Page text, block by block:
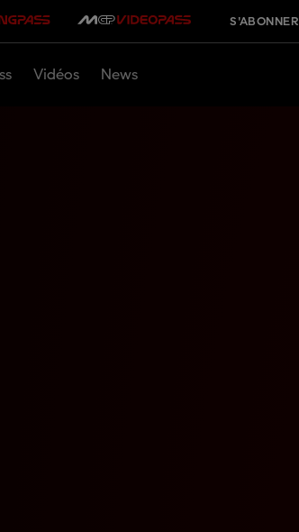
S'ABONNER
Vidéos News